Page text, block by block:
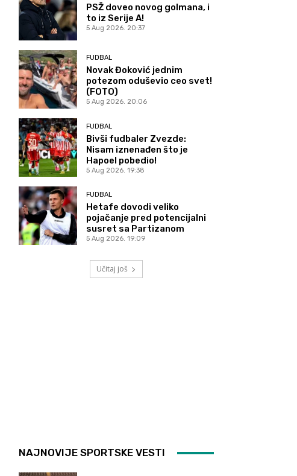
PSŽ doveo novog golmana, i
to iz Serije A!
5 Aug 2026. 20:37
FUDBAL
Novak Đoković jednim
potezom oduševio ceo svet!
(FOTO)
5 Aug 2026. 20:06
FUDBAL
Bivši fudbaler Zvezde:
Nisam iznenađen što je
Hapoel pobedio!
5 Aug 2026. 19:38
FUDBAL
Hetafe dovodi veliko
pojačanje pred potencijalni
susret sa Partizanom
5 Aug 2026. 19:09
Učitaj još